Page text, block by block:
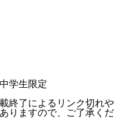
学生限定
終了によるリンク切れや
りますので、ご了承くだ